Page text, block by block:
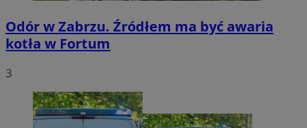
Odór w Zabrzu. Źródłem ma być awaria
kotła w Fortum
3